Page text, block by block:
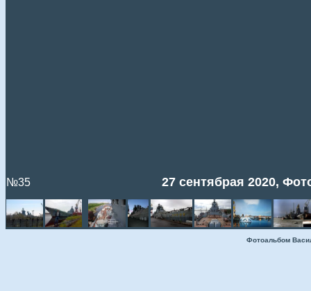
№35 27 сентябрая 2020,
Фотоальбом